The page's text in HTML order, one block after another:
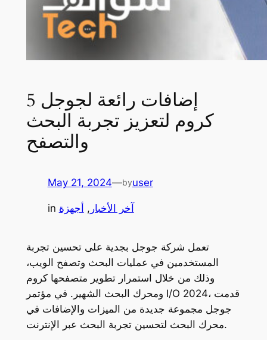
5 إضافات رائعة لجوجل
كروم لتعزيز تجربة البحث
والتصفح
May 21, 2024—byuser
in آخر الأخبار , أجهزة
تعمل شركة جوجل بجدية على تحسين تجربة
المستخدمين في عمليات البحث وتصفح الويب،
وذلك من خلال استمرار تطوير متصفحها كروم
ومحرك البحث الشهير. في مؤتمر I/O 2024، قدمت
جوجل مجموعة جديدة من الميزات والإضافات في
محرك البحث لتحسين تجربة البحث عبر الإنترنت.